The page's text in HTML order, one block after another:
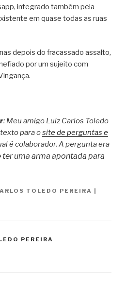
integrado também pela
em quase todas as ruas
depois do fracassado assalto,
por um sujeito com
: Meu amigo Luiz Carlos Toledo
para osite de perguntas e
é colaborador. A pergunta era
ter uma arma apontada para
TOLEDO PEREIRA |
PEREIRA